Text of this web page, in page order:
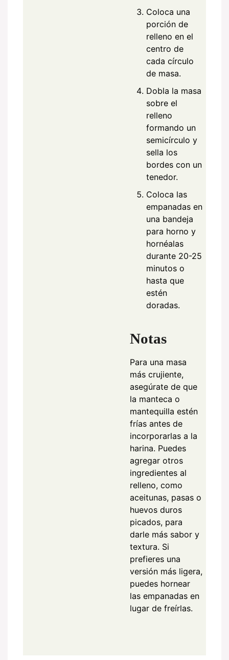
Coloca una
porción de
relleno en el
centro de
cada círculo
de masa.
Dobla la masa
sobre el
relleno
formando un
semicírculo y
sella los
bordes con un
tenedor.
Coloca las
empanadas en
una bandeja
para horno y
hornéalas
durante 20-25
minutos o
hasta que
estén
doradas.
Notas
Para una masa
más crujiente,
asegúrate de que
la manteca o
mantequilla estén
frías antes de
incorporarlas a la
harina. Puedes
agregar otros
ingredientes al
relleno, como
aceitunas, pasas o
huevos duros
picados, para
darle más sabor y
textura. Si
prefieres una
versión más ligera,
puedes hornear
las empanadas en
lugar de freírlas.